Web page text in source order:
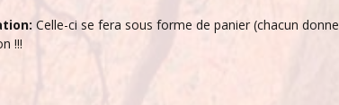
Celle-ci se fera sous forme de panier (chacun
!!!